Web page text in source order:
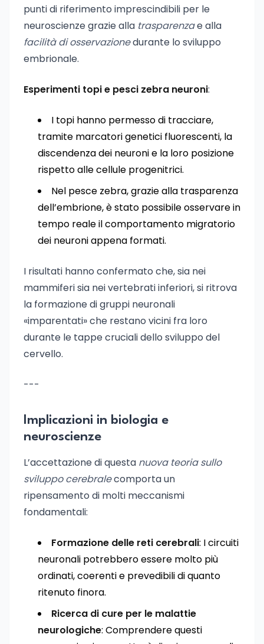
punti di riferimento imprescindibili per le
neuroscienze grazie alla trasparenzae alla
facilità di osservazionedurante lo sviluppo
embrionale.
Esperimenti topi e pesci zebra neuroni:
I topi hanno permesso di tracciare,
tramite marcatori genetici fluorescenti, la
discendenza dei neuroni e la loro posizione
rispetto alle cellule progenitrici.
Nel pesce zebra, grazie alla trasparenza
dell’embrione, è stato possibile osservare in
tempo reale il comportamento migratorio
dei neuroni appena formati.
I risultati hanno confermato che, sia nei
mammiferi sia nei vertebrati inferiori, si ritrova
la formazione di gruppi neuronali
«imparentati» che restano vicini fra loro
durante le tappe cruciali dello sviluppo del
cervello.
---
Implicazioni in biologia e
neuroscienze
L’accettazione di questa nuova teoria sullo
sviluppo cerebralecomporta un
ripensamento di molti meccanismi
fondamentali:
Formazione delle reti cerebrali: I circuiti
neuronali potrebbero essere molto più
ordinati, coerenti e prevedibili di quanto
ritenuto finora.
Ricerca di cure per le malattie
neurologiche: Comprendere questi